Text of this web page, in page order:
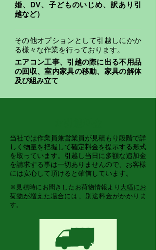
婚、DV、子どものいじめ、訳あり引
越など）
その他オプションとして引越しにかか
る様々な作業を行っております。
エアコン工事、引越の際に出る不用品
の回収、室内家具の移動、家具の解体
及び組み立て
当社では作業員兼営業員が見積もり段階で詳
しく物量を把握して確定料金を提示する形式
を取っています。引越し当日に多額な追加金
を請求する事は一切ありませんので、お客様
には安心して頂けると確信しています。
※見積時にお聞きしたお荷物情報より 大幅にお
荷物が増えた場合 には、別途料金がかかりま
す。